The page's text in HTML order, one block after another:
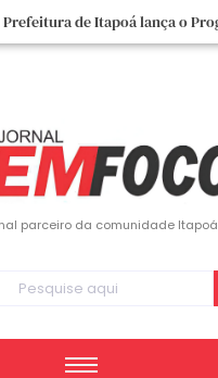
parceiro da comunidade Itapoá